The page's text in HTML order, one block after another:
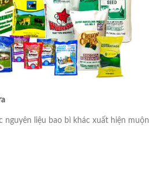
nguyên liệu bao bì khác xuất hiện muộn